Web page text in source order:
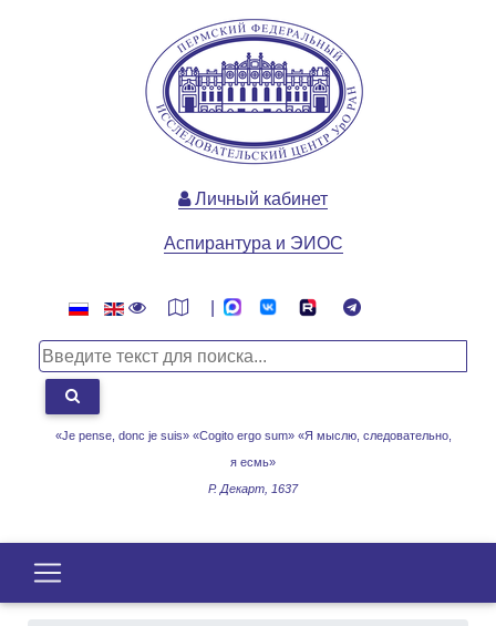
«Je pense, donc je suis» «Cogito ergo sum» «Я мыслю, следовательно,
я есмь»
Р. Декарт, 1637
Личный кабинет
Аспирантура и ЭИОС